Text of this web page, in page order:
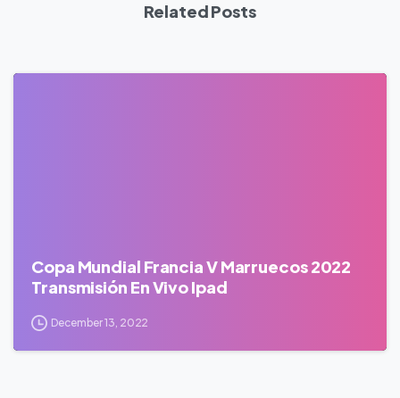
Related Posts
Copa Mundial Francia V Marruecos 2022
Transmisión En Vivo Ipad
December 13, 2022